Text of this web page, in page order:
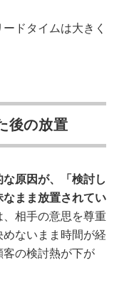
ドタイムは大きく
後の放置
原因が、「検討し
なまま放置されてい
相手の意思を尊重
ないまま時間が経
の検討熱が下が